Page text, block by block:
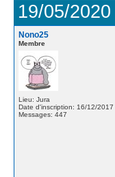
19/05/
Nono25
Membre
Lieu: Jura
Date d'inscription: 16/12/2017
Messages: 447